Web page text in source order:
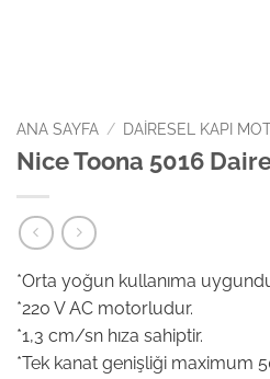
ANA SAYFA / DAIRESEL KAPI
Nice Toona 5016
*Orta yoğun kullanıma
*220 V AC motorludur.
*1,3 cm/sn hıza sahiptir.
*Tek kanat genişliği maximum